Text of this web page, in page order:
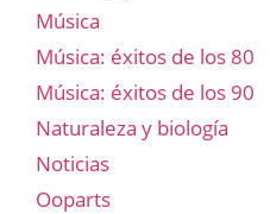
Música
Música: éxitos de los 80
Música: éxitos de los 90
Naturaleza y biología
Noticias
Ooparts